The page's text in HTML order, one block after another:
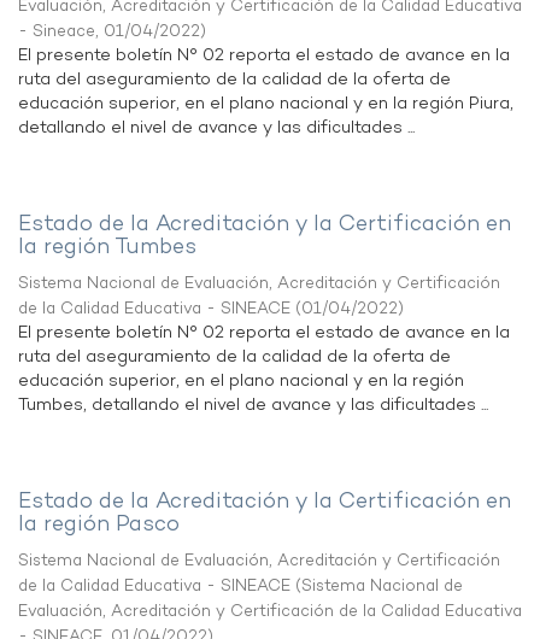
Evaluación, Acreditación y Certificación de la Calidad Educativa
- Sineace, 01/04/2022)
El presente boletín N° 02 reporta el estado de avance en la
ruta del aseguramiento de la calidad de la oferta de
educación superior, en el plano nacional y en la región Piura,
detallando el nivel de avance y las dificultades ...
Estado de la Acreditación y la Certificación en
la región Tumbes
Sistema Nacional de Evaluación, Acreditación y Certificación
de la Calidad Educativa - SINEACE (01/04/2022)
El presente boletín N° 02 reporta el estado de avance en la
ruta del aseguramiento de la calidad de la oferta de
educación superior, en el plano nacional y en la región
Tumbes, detallando el nivel de avance y las dificultades ...
Estado de la Acreditación y la Certificación en
la región Pasco
Sistema Nacional de Evaluación, Acreditación y Certificación
de la Calidad Educativa - SINEACE (Sistema Nacional de
Evaluación, Acreditación y Certificación de la Calidad Educativa